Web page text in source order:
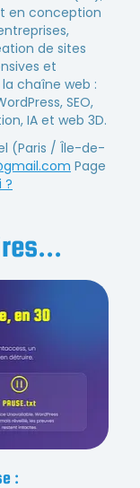
en conception
de sites
et
chaîne web :
SEO,
IA et web 3D.
(Paris / Île-de-
Page
?
: